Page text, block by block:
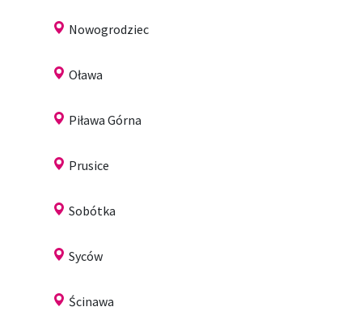
Nowogrodziec
Oława
Piława Górna
Prusice
Sobótka
Syców
Ścinawa